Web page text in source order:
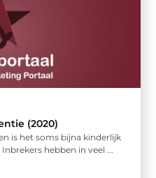
(2020)
is het soms bijna kinderlijk
hebben in veel ...